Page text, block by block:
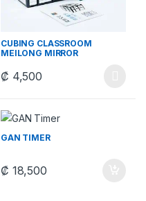
Las opciones se
CUBING CLASSROOM
MEILONG MIRROR
₡ 4,500
Este producto tiene múltiples
GAN TIMER
₡ 18,500